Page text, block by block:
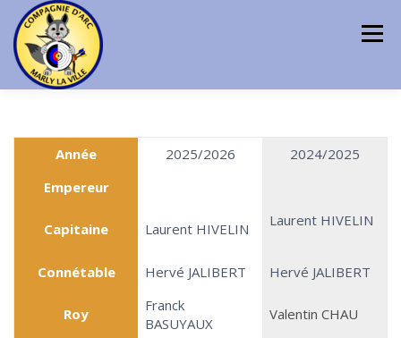
contenu
Menu
INFOS PRATIQUE
Année 2025/2026
2024/2025
Empereur
Capitaine Laurent HIVELIN Laurent HIVELIN
Connétable Hervé JALIBERT Hervé JALIBERT
Roy
Franck
BASUYAUX
Valentin CHAU